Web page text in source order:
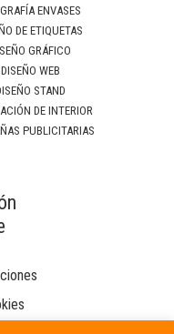
ENVASES
DE ETIQUETAS
GRÁFICO
DISEÑO WEB
STAND
DE INTERIOR
PUBLICITARIAS